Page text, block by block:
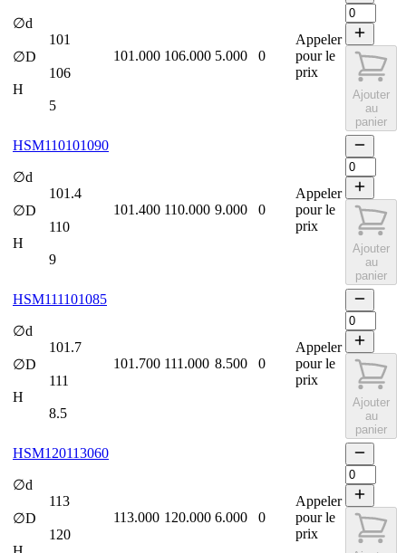
∅d
101
∅D
106
H
5
101.000 106.000 5.000 0
Appeler
pour le
prix
Ajouter
au
panier
HSM110101090
∅d
101.4
∅D
110
H
9
101.400 110.000 9.000 0
Appeler
pour le
prix
Ajouter
au
panier
HSM111101085
∅d
101.7
∅D
111
H
8.5
101.700 111.000 8.500 0
Appeler
pour le
prix
Ajouter
au
panier
HSM120113060
∅d
113
∅D
120
113.000 120.000 6.000 0
Appeler
pour le
prix